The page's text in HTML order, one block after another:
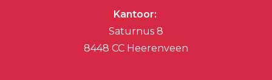
Kantoor:
Saturnus 8
8448 CC Heerenveen